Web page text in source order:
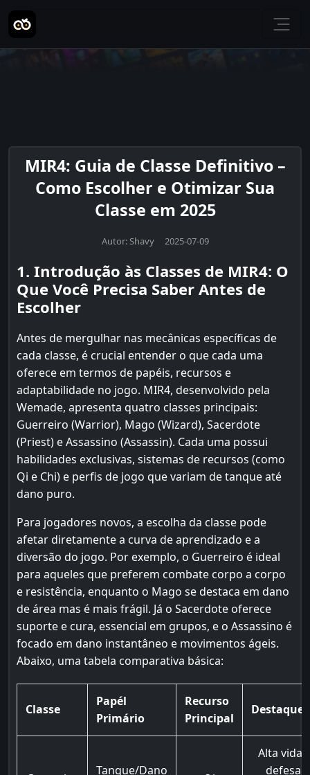
MIR4: Guia de Classe Definitivo –
Como Escolher e Otimizar Sua
Classe em 2025
Autor: Shavy 2025-07-09
1. Introdução às Classes de MIR4: O
Que Você Precisa Saber Antes de
Escolher
Antes de mergulhar nas mecânicas específicas de
cada classe, é crucial entender o que cada uma
oferece em termos de papéis, recursos e
adaptabilidade no jogo. MIR4, desenvolvido pela
Wemade, apresenta quatro classes principais:
Guerreiro (Warrior), Mago (Wizard), Sacerdote
(Priest) e Assassino (Assassin). Cada uma possui
habilidades exclusivas, sistemas de recursos (como
Qi e Chi) e perfis de jogo que variam de tanque até
dano puro.
Para jogadores novos, a escolha da classe pode
afetar diretamente a curva de aprendizado e a
diversão do jogo. Por exemplo, o Guerreiro é ideal
para aqueles que preferem combate corpo a corpo
e resistência, enquanto o Mago se destaca em dano
de área mas é mais frágil. Já o Sacerdote oferece
suporte e cura, essencial em grupos, e o Assassino é
focado em dano instantâneo e movimentos ágeis.
Abaixo, uma tabela comparativa básica:
Classe
Papél
Primário
Recurso
Principal
Destaque
Tanque/Dano
Alta vida
defesa,